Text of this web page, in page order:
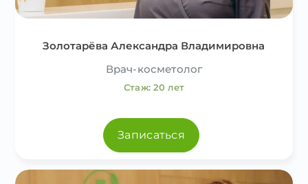
Золотарёва Александра Владимировна
Врач-косметолог
Стаж: 20 лет
Записаться